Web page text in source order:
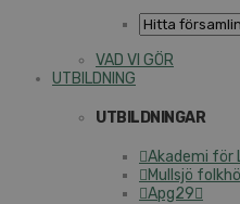
VAD VI GÖR
UTBILDNING
UTBILDNINGAR
Akademi för
Mullsjö
Apg29